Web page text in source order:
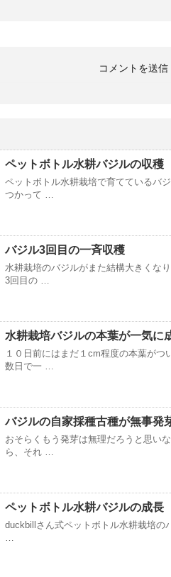
ペットボトル水耕バジルの収穫
ペットボトル水耕栽培で育てているバ
つかって …
バジル3回目の一斉収穫
水耕栽培のバジルがまた結構大きくな
3回目の …
水耕栽培バジルの本葉が一気に
１０日前にはまだ１cm程度の本葉が
数日で一 …
バジルの自家採種古種が無事発
おそらくもう発芽は無理だろうと思い
ら、それ …
ペットボトル水耕バジルの成長
duckbillさん式ペットボトル水耕栽培の
…